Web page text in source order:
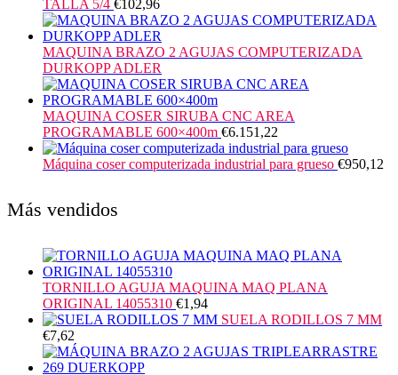
TALLA 5/4 €102,96
MAQUINA BRAZO 2 AGUJAS COMPUTERIZADA
DURKOPP ADLER
MAQUINA COSER SIRUBA CNC AREA
PROGRAMABLE 600×400m €6.151,22
Máquina coser computerizada industrial para grueso €950,12
Más vendidos
TORNILLO AGUJA MAQUINA MAQ PLANA
ORIGINAL 14055310 €1,94
SUELA RODILLOS 7 MM
€7,62